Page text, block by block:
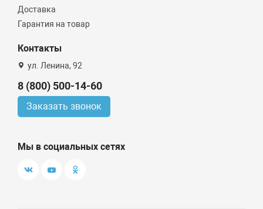
Доставка
Гарантия на товар
Контакты
ул. Ленина, 92
8 (800) 500-14-60
Заказать звонок
Мы в социальных сетях